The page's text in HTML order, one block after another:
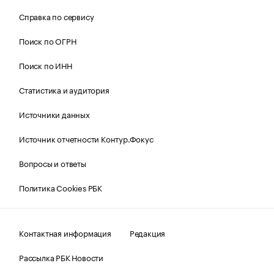
Справка по сервису
Поиск по ОГРН
Поиск по ИНН
Статистика и аудитория
Источники данных
Источник отчетности Контур.Фокус
Вопросы и ответы
Политика Cookies РБК
Контактная информация
Редакция
Рассылка РБК Новости